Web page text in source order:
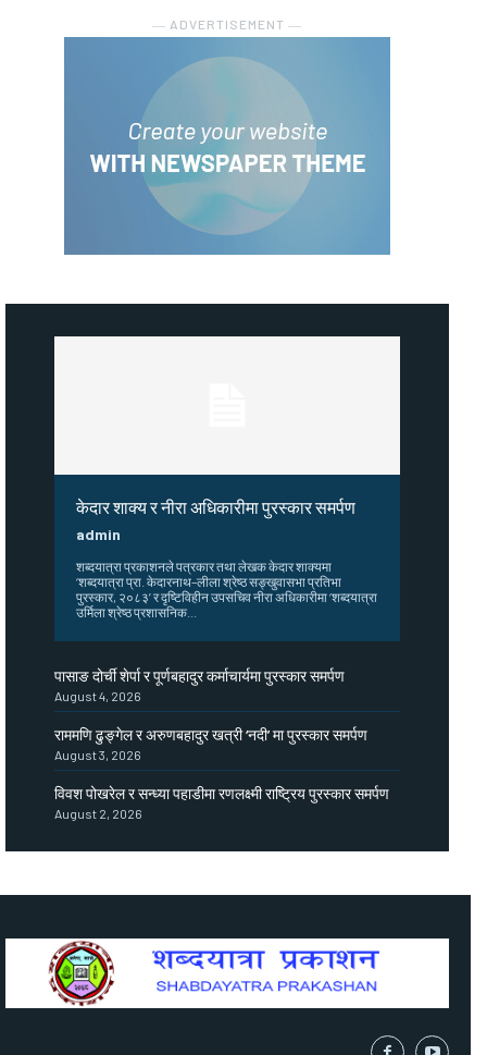
― ADVERTISEMENT ―
केदार शाक्य र नीरा अधिकारीमा पुरस्कार समर्पण
admin
शब्दयात्रा प्रकाशनले पत्रकार तथा लेखक केदार शाक्यमा
‘शब्दयात्रा प्रा. केदारनाथ–लीला श्रेष्ठ सङ्खुवासभा प्रतिभा
पुरस्कार, २०८३’ र दृष्टिविहीन उपसचिव नीरा अधिकारीमा ‘शब्दयात्रा
उर्मिला श्रेष्ठ प्रशासनिक...
पासाङ दोर्ची शेर्पा र पूर्णबहादुर कर्माचार्यमा पुरस्कार समर्पण
August 4, 2026
राममणि ढुङ्गेल र अरुणबहादुर खत्री ‘नदी’ मा पुरस्कार समर्पण
August 3, 2026
विवश पोखरेल र सन्ध्या पहाडीमा रणलक्ष्मी राष्ट्रिय पुरस्कार समर्पण
August 2, 2026